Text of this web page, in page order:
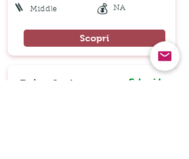
🪜 💰
Middle NA
Scopri
Drive Systems